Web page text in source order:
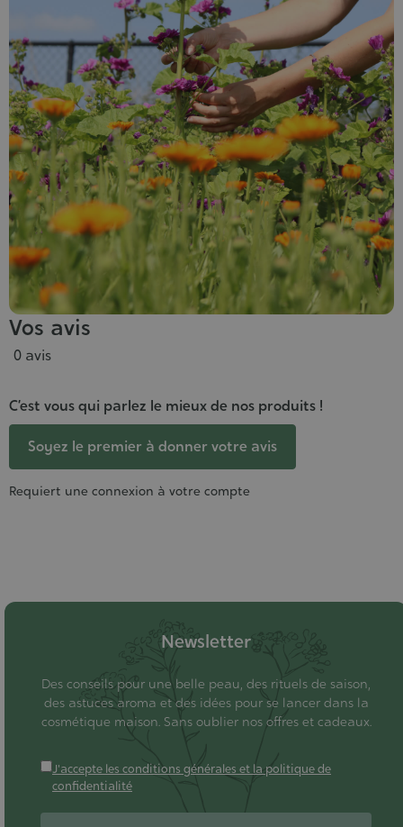
Vos avis
0 avis
C’est vous qui parlez le mieux de nos produits !
Soyez le premier à donner votre avis
Requiert une connexion à votre compte
Newsletter
Des conseils pour une belle peau, des rituels de saison,
des astuces aroma et des idées pour se lancer dans la
cosmétique maison. Sans oublier nos offres et cadeaux.
J'accepte les conditions générales et la politique de
confidentialité